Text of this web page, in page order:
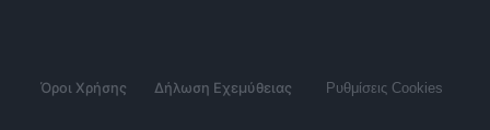
Όροι Χρήσης Δήλωση Εχεμύθειας Ρυθμίσεις Cookies